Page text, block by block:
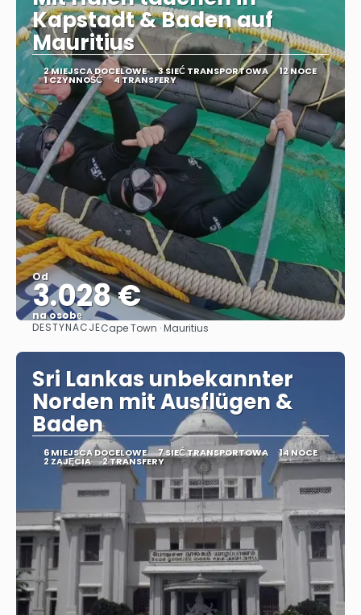
Kapstadt & Baden auf
Mauritius
2 MIEJSCA DOCELOWE 3 SIEĆ TRANSPORTOWA 12 NOCE
1 CZYNNOŚĆ 4 TRANSFERY
Od
3.028 €
na osobę
Zobacz
DESTYNACJECape Town · Mauritius
Sri Lankas unbekannter
Norden mit Ausflügen &
Baden
6 MIEJSCA DOCELOWE 7 SIEĆ TRANSPORTOWA 14 NOCE
2 ZAJĘCIA 2 TRANSFERY